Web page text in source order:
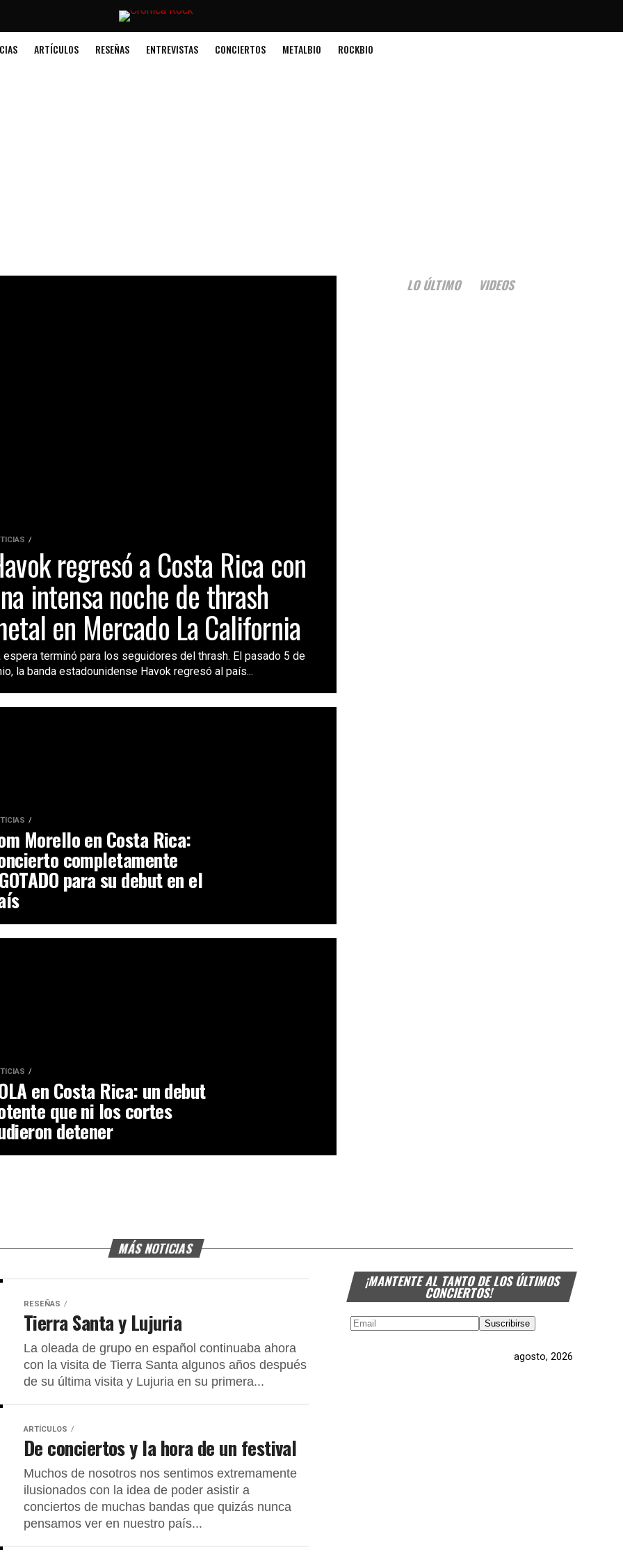
ARTÍCULOS RESEÑAS ENTREVISTAS CONCIERTOS METALBIO ROCKBIO
regresó a Costa Rica con
intensa noche de thrash
en Mercado La California
espera terminó para los seguidores del thrash. El pasado 5 de
la banda estadounidense Havok regresó al país...
Morello en Costa Rica:
completamente
para su debut en el
en Costa Rica: un debut
que ni los cortes
detener
LO ÚLTIMO VIDEOS
MÁS NOTICIAS
RESEÑAS
Tierra Santa y Lujuria
La oleada de grupo en español continuaba ahora
con la visita de Tierra Santa algunos años después
de su última visita y Lujuria en su primera...
ARTÍCULOS
De conciertos y la hora de un festival
Muchos de nosotros nos sentimos extremamente
ilusionados con la idea de poder asistir a
conciertos de muchas bandas que quizás nunca
pensamos ver en nuestro país...
¡MANTENTE AL TANTO DE LOS ÚLTIMOS
CONCIERTOS!
agosto, 2026